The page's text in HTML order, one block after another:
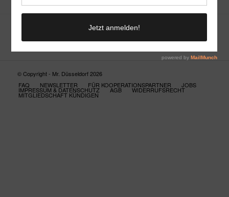
© Copyright - Mr. Düsseldorf 2026
FAQ
NEWSLETTER FÜR KOOPERATIONSPARTNER JOBS
IMPRESSUM & DATENSCHUTZ AGB WIDERRUFSRECHT
MITGLIEDSCHAFT KÜNDIGEN